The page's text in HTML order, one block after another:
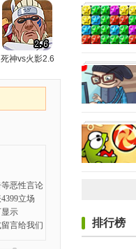
死神vs火影2.6
排行榜